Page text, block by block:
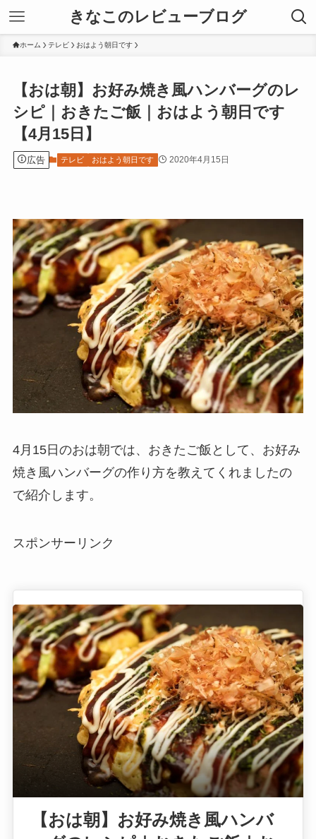
きなこのレビューブログ
ホーム テレビ おはよう朝日です
【おは朝】お好み焼き風ハンバーグのレ
シピ｜おきたご飯｜おはよう朝日です
【4月15日】
広告 テレビ おはよう朝日です 2020年4月15日
4月15日のおは朝では、おきたご飯として、お好み
焼き風ハンバーグの作り方を教えてくれましたの
で紹介します。
スポンサーリンク
【おは朝】お好み焼き風ハンバ